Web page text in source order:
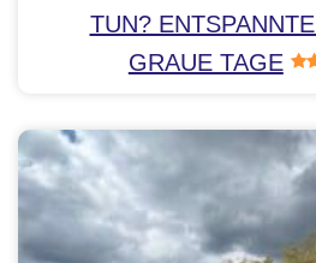
TUN?
GRAUE TAGE